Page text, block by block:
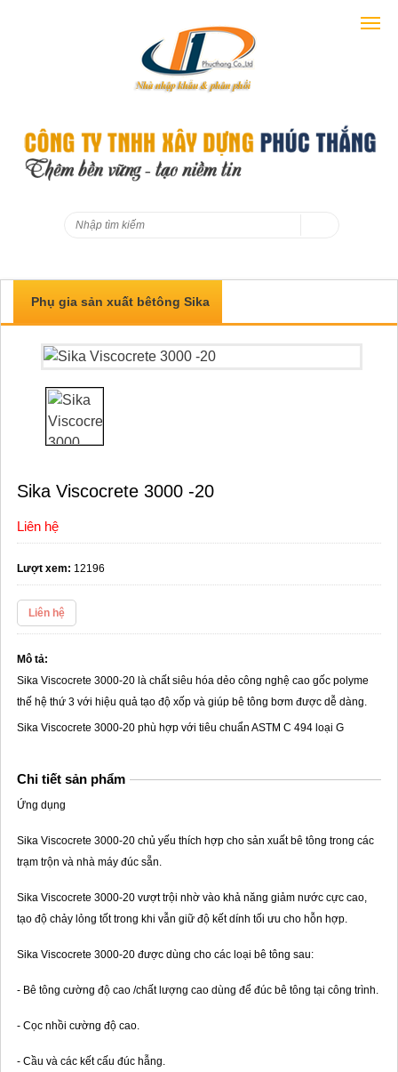
Phụ gia sản xuất bêtông Sika
Sika Viscocrete 3000 -20
Liên hệ
Lượt xem: 12196
Liên hệ
Mô tả:
Sika Viscocrete 3000-20 là chất siêu hóa dẻo công nghệ cao gốc polyme
thế hệ thứ 3 với hiệu quả tạo độ xốp và giúp bê tông bơm được dễ dàng.
Sika Viscocrete 3000-20 phù hợp với tiêu chuẩn ASTM C 494 loại G
Chi tiết sản phẩm
Ứng dụng
Sika Viscocrete 3000-20 chủ yếu thích hợp cho sản xuất bê tông trong các
trạm trộn và nhà máy đúc sẵn.
Sika Viscocrete 3000-20 vượt trội nhờ vào khả năng giảm nước cực cao,
tạo độ chảy lỏng tốt trong khi vẫn giữ độ kết dính tối ưu cho hỗn hợp.
Sika Viscocrete 3000-20 được dùng cho các loại bê tông sau:
- Bê tông cường độ cao /chất lượng cao dùng để đúc bê tông tại công trình.
- Cọc nhồi cường độ cao.
- Cầu và các kết cấu đúc hẫng.